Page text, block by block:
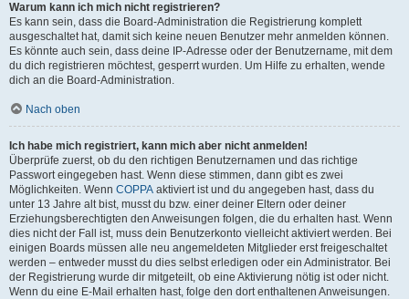
Warum kann ich mich nicht registrieren?
Es kann sein, dass die Board-Administration die Registrierung komplett
ausgeschaltet hat, damit sich keine neuen Benutzer mehr anmelden können.
Es könnte auch sein, dass deine IP-Adresse oder der Benutzername, mit dem
du dich registrieren möchtest, gesperrt wurden. Um Hilfe zu erhalten, wende
dich an die Board-Administration.
Nach oben
Ich habe mich registriert, kann mich aber nicht anmelden!
Überprüfe zuerst, ob du den richtigen Benutzernamen und das richtige
Passwort eingegeben hast. Wenn diese stimmen, dann gibt es zwei
Möglichkeiten. Wenn COPPA aktiviert ist und du angegeben hast, dass du
unter 13 Jahre alt bist, musst du bzw. einer deiner Eltern oder deiner
Erziehungsberechtigten den Anweisungen folgen, die du erhalten hast. Wenn
dies nicht der Fall ist, muss dein Benutzerkonto vielleicht aktiviert werden. Bei
einigen Boards müssen alle neu angemeldeten Mitglieder erst freigeschaltet
werden – entweder musst du dies selbst erledigen oder ein Administrator. Bei
der Registrierung wurde dir mitgeteilt, ob eine Aktivierung nötig ist oder nicht.
Wenn du eine E-Mail erhalten hast, folge den dort enthaltenen Anweisungen.